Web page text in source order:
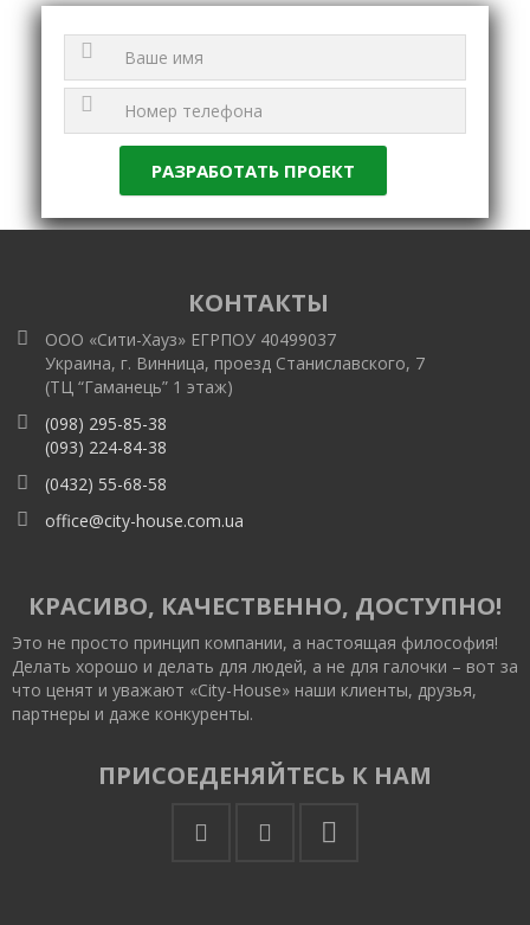
КОНТАКТЫ
ООО «Сити-Хауз» ЕГРПОУ 40499037
Украина, г. Винница, проезд Станиславского, 7
(ТЦ “Гаманець” 1 этаж)
(098) 295-85-38
(093) 224-84-38
(0432) 55-68-58
office@city-house.com.ua
КРАСИВО, КАЧЕСТВЕННО, ДОСТУПНО!
Это не просто принцип компании, а настоящая философия!
Делать хорошо и делать для людей, а не для галочки – вот за
что ценят и уважают «City-House» наши клиенты, друзья,
партнеры и даже конкуренты.
ПРИСОЕДЕНЯЙТЕСЬ К НАМ